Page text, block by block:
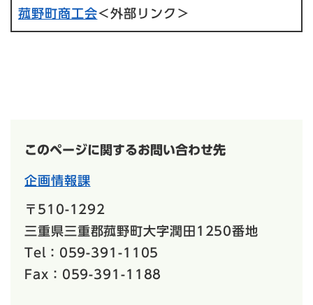
菰野町商工会​＜外部リンク＞
このページに関するお問い合わせ先
企画情報課
〒510-1292
三重県三重郡菰野町大字潤田1250番地
Tel：059-391-1105
Fax：059-391-1188